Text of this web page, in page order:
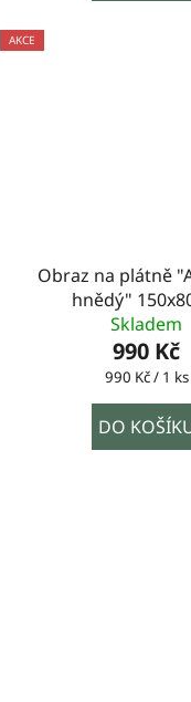
AKCE
Obraz na plátně
hnědý"
Skladem
990 Kč
Měrná
990 Kč / 1 ks
DO